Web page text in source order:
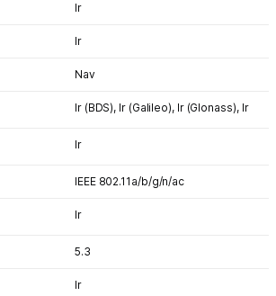
Ir
Ir
Nav
Ir (BDS), Ir (Galileo), Ir (Glonass), Ir
Ir
IEEE 802.11a/b/g/n/ac
Ir
5.3
Ir